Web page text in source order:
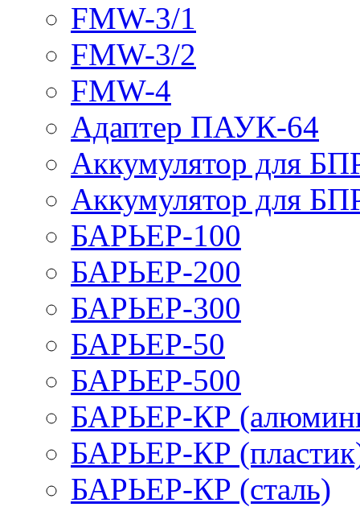
FMW-3/1
FMW-3/2
FMW-4
Адаптер ПАУК-64
Аккумулятор для
Аккумулятор для
БАРЬЕР-100
БАРЬЕР-200
БАРЬЕР-300
БАРЬЕР-50
БАРЬЕР-500
БАРЬЕР-КР
БАРЬЕР-КР
БАРЬЕР-КР (сталь)